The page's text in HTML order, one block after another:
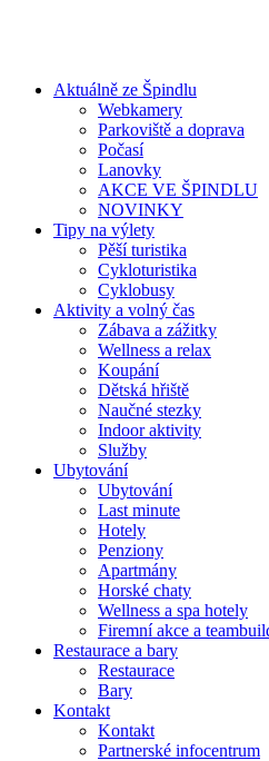
Aktuálně ze Špindlu
Webkamery
Parkoviště a doprava
Počasí
Lanovky
AKCE VE ŠPINDLU
NOVINKY
Tipy na výlety
Pěší turistika
Cykloturistika
Cyklobusy
Aktivity a volný čas
Zábava a zážitky
Wellness a relax
Koupání
Dětská hřiště
Naučné stezky
Indoor aktivity
Služby
Ubytování
Ubytování
Last minute
Hotely
Penziony
Apartmány
Horské chaty
Wellness a spa hotely
Firemní akce a
Restaurace a bary
Restaurace
Bary
Kontakt
Kontakt
Partnerské infocentrum